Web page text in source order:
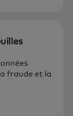
fraude et la